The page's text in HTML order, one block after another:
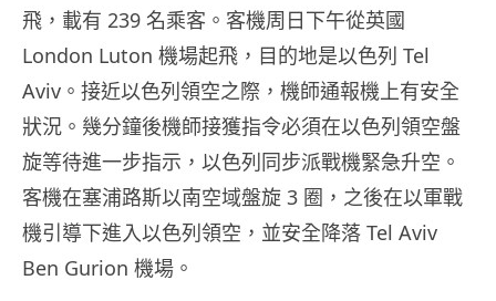
飛，載有 239 名乘客。客機周日下午從英國
London Luton 機場起飛，目的地是以色列 Tel
Aviv。接近以色列領空之際，機師通報機上有安全
狀況。幾分鐘後機師接獲指令必須在以色列領空盤
旋等待進一步指示，以色列同步派戰機緊急升空。
客機在塞浦路斯以南空域盤旋 3 圈，之後在以軍戰
機引導下進入以色列領空，並安全降落 Tel Aviv
Ben Gurion 機場。